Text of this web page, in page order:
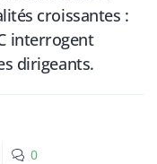
croissantes :
interrogent
dirigeants.
0